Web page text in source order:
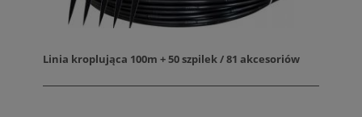
Linia kroplująca 100m + 50 szpilek / 81 akcesoriów